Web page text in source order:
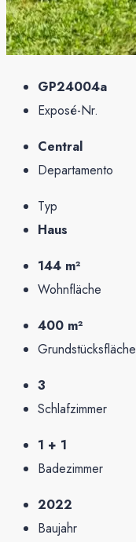
GP24004a
Exposé-Nr.
Central
Departamento
Typ
Haus
144 m²
Wohnfläche
400 m²
Grundstücksfläche
3
Schlafzimmer
1 + 1
Badezimmer
2022
Baujahr